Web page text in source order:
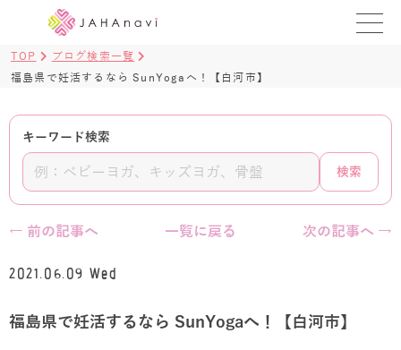
レッスンを探す
BLOG
ヨガ資格講座 ›
TOP
ブログ検索一覧
福島県で妊活するなら SunYogaへ！【白河市】
キーワード検索
検索
← 前の記事へ 一覧に戻る 次の記事へ →
2021.06.09 Wed
福島県で妊活するなら SunYogaへ！【白河市】